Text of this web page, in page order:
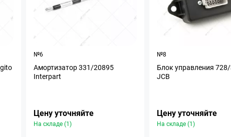
№6
Амортизатор 331/20895
Interpart
Цену уточняйте
На складе (1)
№8
Блок управления
JCB
Цену уточняйте
На складе (1)